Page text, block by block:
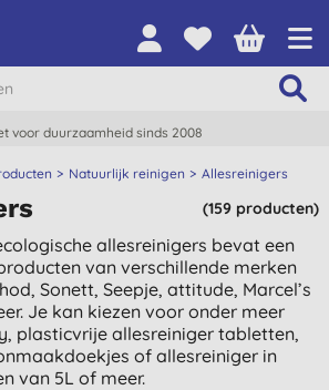
voor duurzaamheid sinds 2008
Natuurlijk reinigen Allesreinigers
(159 producten)
allesreinigers bevat een
van verschillende merken
Sonett, Seepje, attitude, Marcel’s
Je kan kiezen voor onder meer
plasticvrije allesreiniger tabletten,
of allesreiniger in
van 5L of meer.